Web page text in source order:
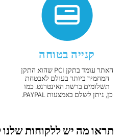
קנייה בטוחה
האתר עומד בתקן PCI שהוא התקן
המחמיר ביותר בעולם לאבטחת
תשלומים ברשת האינטרנט. כמו
כן, ניתן לשלם באמצעות PAYPAL.
תראו מה יש ללקוחות שלנו